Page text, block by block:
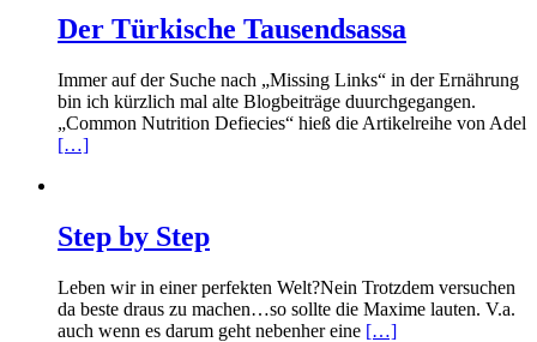
Der Türkische Tausendsassa
Immer auf der Suche nach „Missing Links“ in der Ernährung
bin ich kürzlich mal alte Blogbeiträge duurchgegangen.
„Common Nutrition Defiecies“ hieß die Artikelreihe von Adel
[…]
Step by Step
Leben wir in einer perfekten Welt?Nein Trotzdem versuchen
da beste draus zu machen…so sollte die Maxime lauten. V.a.
auch wenn es darum geht nebenher eine […]